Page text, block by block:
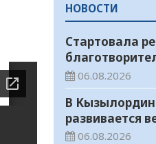
НОВОСТИ
Стартовала
«Дорога в
06.08.2026
В
развивается
отрасль
06.08.2026